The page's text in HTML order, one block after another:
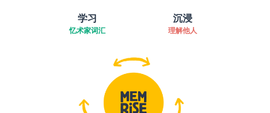
学习
忆术家词汇
沉浸
理解他人